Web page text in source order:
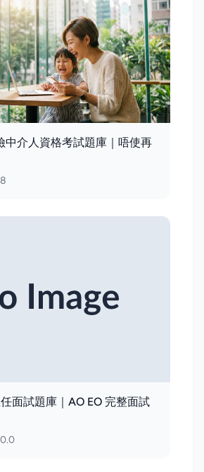
中介人資格考試題庫｜唔使再
面試題庫｜AO EO 完整面試
0.0